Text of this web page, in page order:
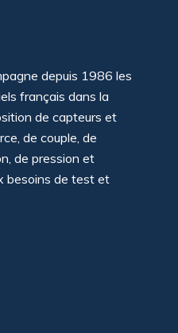
depuis 1986 les
français dans la
de capteurs et
de couple, de
de pression et
besoins de test et